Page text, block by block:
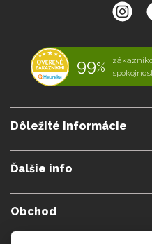
99%
Dôležité informácie
Ochrana osobných údajov
Cookies nastavenia
Ďalšie info
Obchod